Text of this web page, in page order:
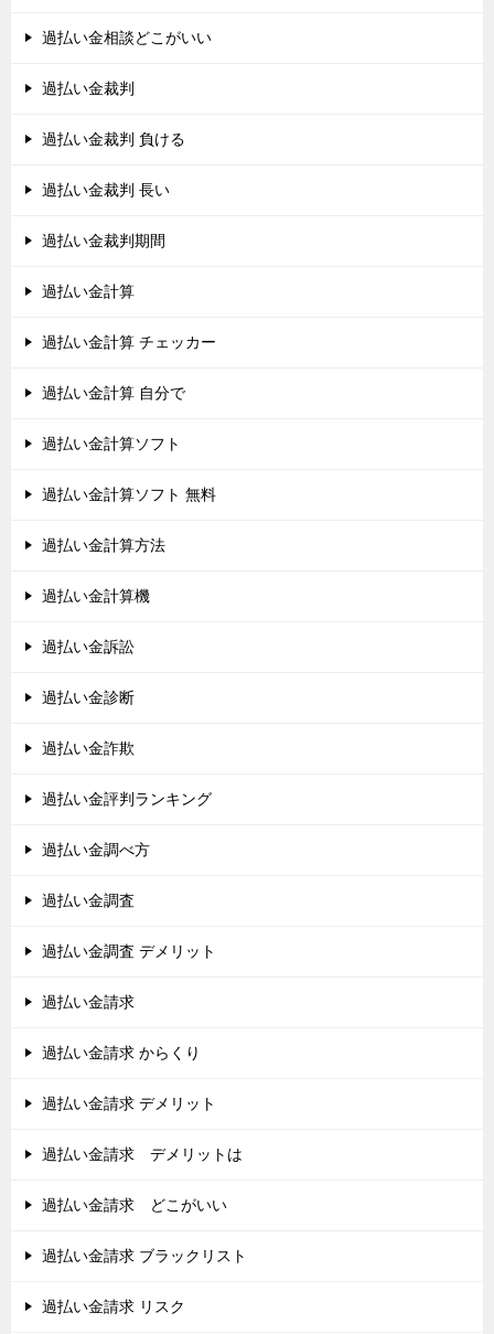
過払い金相談どこがいい
過払い金裁判
過払い金裁判 負ける
過払い金裁判 長い
過払い金裁判期間
過払い金計算
過払い金計算 チェッカー
過払い金計算 自分で
過払い金計算ソフト
過払い金計算ソフト 無料
過払い金計算方法
過払い金計算機
過払い金訴訟
過払い金診断
過払い金詐欺
過払い金評判ランキング
過払い金調べ方
過払い金調査
過払い金調査 デメリット
過払い金請求
過払い金請求 からくり
過払い金請求 デメリット
過払い金請求 デメリットは
過払い金請求 どこがいい
過払い金請求 ブラックリスト
過払い金請求 リスク